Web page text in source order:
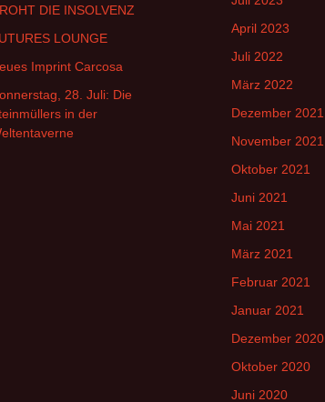
DIE INSOLVENZ
LOUNGE
Imprint Carcosa
28. Juli: Die
in der
April 2023
Juli 2022
März 2022
Dezember 2021
November 2021
Oktober 2021
Juni 2021
Mai 2021
März 2021
Februar 2021
Januar 2021
Dezember 2020
Oktober 2020
Juni 2020